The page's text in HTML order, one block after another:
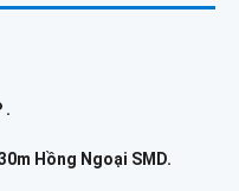
.
Hồng Ngoại SMD.